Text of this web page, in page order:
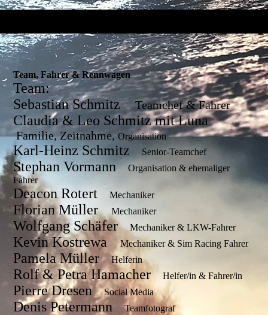
Team, Fahrer & Rennwagen
Team:
Sebastian SchmitzTeamchef & Fahrer
Claudia & Leo Schmitz mit Luna
Familie, Zeitnahme,Organisation
Karl-Heinz Schmitz Senior-Teamchef
Stephan VormannOrganisation & ehemaliger
Fahrer
Deacon Rotert Mechaniker
Florian Müller Mechaniker
Wolfgang SchäferMechaniker & LKW-Fahrer
Kevin Kostrewa Mechaniker & Sim Racing Fahrer
Pamela MüllerHelferin
Rolf & Petra HamacherHelfer/in & Fahrer/in
Pierre DresenSocial Media
Denis Petermann Teamfotograf